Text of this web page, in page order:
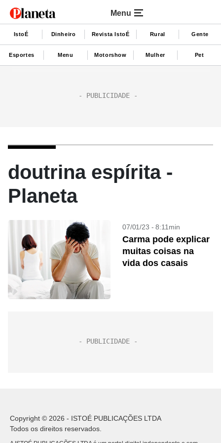
Menu
IstoÉ Dinheiro Revista IstoÉ Rural Gente
Esportes Menu Motorshow Mulher Pet
doutrina espírita -
Planeta
07/01/23 - 8:11min
Carma pode explicar
muitas coisas na
vida dos casais
Copyright © 2026 - ISTOÉ PUBLICAÇÕES LTDA
Todos os direitos reservados.